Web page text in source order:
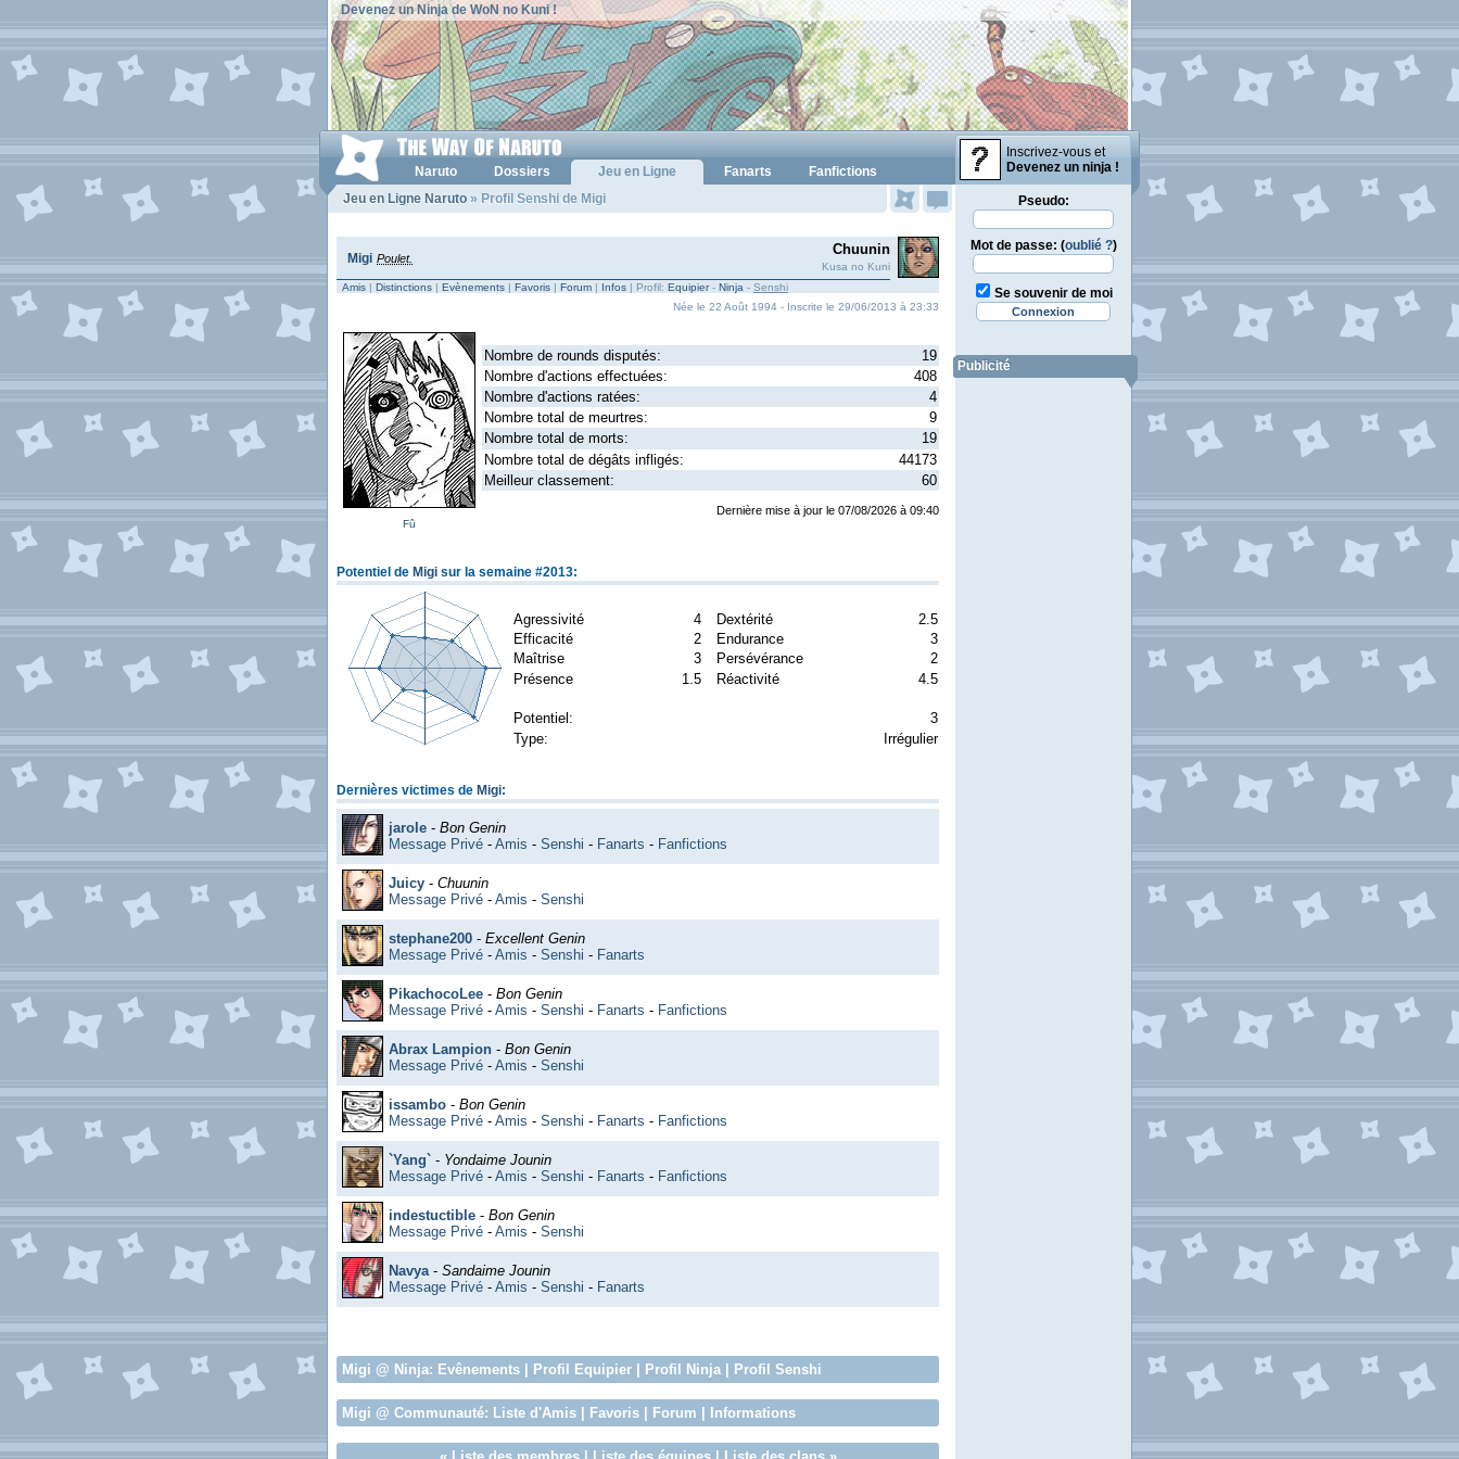
Devenez un Ninja de WoN no Kuni !
Inscrivez-vous et
Devenez un ninja !
Naruto Dossiers Jeu en Ligne Fanarts
Fanfictions
Jeu en Ligne Naruto » Profil Senshi de Migi
Migi Poulet.
Chuunin
Kusa no Kuni
Amis | Distinctions | Evènements | Favoris | Forum | Infos | Profil: Equipier- Ninja - Senshi
Née le 22 Août 1994 - Inscrite le 29/06/2013 à 23:33
Fû
Nombre de rounds disputés:
19
Nombre d'actions effectuées:
408
Nombre d'actions ratées:
4
Nombre total de meurtres:
9
Nombre total de morts:
19
Nombre total de dégâts infligés:
44173
Meilleur classement:
60
Dernière mise à jour le 07/08/2026 à 09:40
Potentiel de Migi sur la semaine #2013:
Agressivité 4 Dextérité
2.5
Efficacité
2 Endurance
3
Maîtrise
3 Persévérance
2
Présence
1.5 Réactivité 4.5
Potentiel:
3
Type:
Irrégulier
Dernières victimes de Migi:
jarole - Bon Genin
Message Privé - Amis - Senshi - Fanarts - Fanfictions
Juicy - Chuunin
Message Privé - Amis - Senshi
stephane200 - Excellent Genin
Message Privé - Amis - Senshi - Fanarts
PikachocoLee - Bon Genin
Message Privé - Amis - Senshi - Fanarts - Fanfictions
Abrax Lampion - Bon Genin
Message Privé - Amis - Senshi
issambo - Bon Genin
Message Privé - Amis - Senshi - Fanarts - Fanfictions
`Yang` - Yondaime Jounin
Message Privé - Amis - Senshi - Fanarts - Fanfictions
indestuctible - Bon Genin
Message Privé - Amis - Senshi
Navya- Sandaime Jounin
Message Privé - Amis - Senshi - Fanarts
Migi @ Ninja: Evênements Profil Equipier Profil Ninja| Profil Senshi
Migi @ Communauté: Liste d'Amis Favoris Forum Informations
Pseudo:
Mot de passe: (oublié ?)
Se souvenir de moi
Publicité